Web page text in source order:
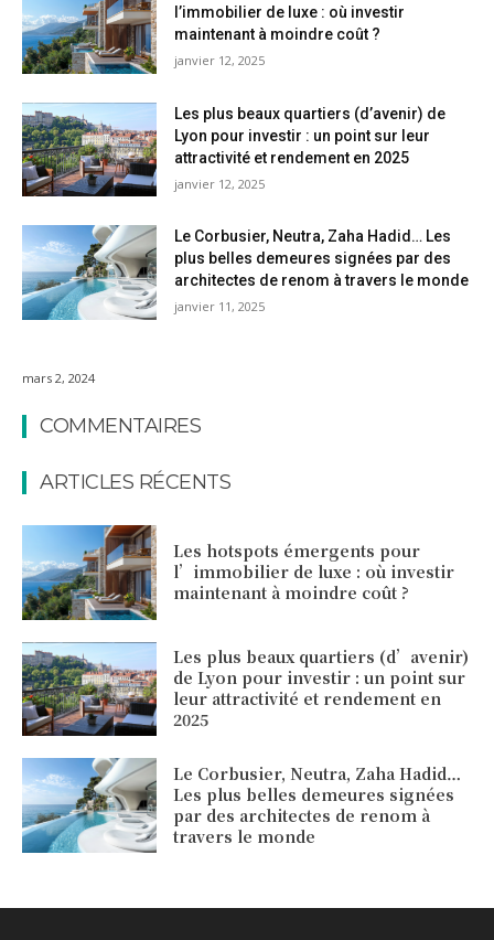
l’immobilier de luxe : où investir
maintenant à moindre coût ?
janvier 12, 2025
Les plus beaux quartiers (d’avenir) de
Lyon pour investir : un point sur leur
attractivité et rendement en 2025
janvier 12, 2025
Le Corbusier, Neutra, Zaha Hadid… Les
plus belles demeures signées par des
architectes de renom à travers le monde
janvier 11, 2025
mars 2, 2024
COMMENTAIRES
ARTICLES RÉCENTS
Les hotspots émergents pour
l’immobilier de luxe : où investir
maintenant à moindre coût ?
Les plus beaux quartiers (d’avenir)
de Lyon pour investir : un point sur
leur attractivité et rendement en
2025
Le Corbusier, Neutra, Zaha Hadid…
Les plus belles demeures signées
par des architectes de renom à
travers le monde